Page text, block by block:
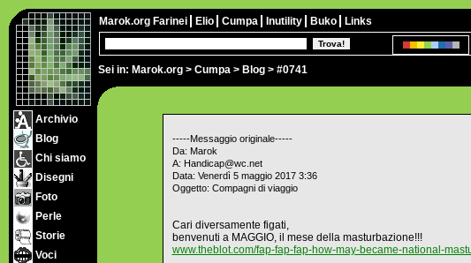
Sei in: Marok.org > Cumpa > Blog > #0741
Marok.org Farinei Elio Cumpa Inutility Buko Links
Archivio
Blog
Chi siamo
Disegni
Foto
Perle
Storie
Voci
-----Messaggio originale-----
Da: Marok
A: Handicap@wc.net
Data: Venerdì 5 maggio 2017 3:36
Oggetto: Compagni di viaggio
Cari diversamente figati,
benvenuti a MAGGIO, il mese della masturbazione!!!
www.theblot.com/fap-fap-fap-how-may-became-national-